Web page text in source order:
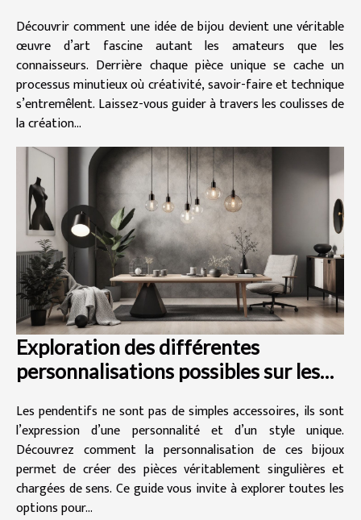
Découvrir comment une idée de bijou devient une véritable
œuvre d’art fascine autant les amateurs que les
connaisseurs. Derrière chaque pièce unique se cache un
processus minutieux où créativité, savoir-faire et technique
s’entremêlent. Laissez-vous guider à travers les coulisses de
la création...
Exploration des différentes
personnalisations possibles sur les
Les pendentifs ne sont pas de simples accessoires, ils sont
l’expression d’une personnalité et d’un style unique.
Découvrez comment la personnalisation de ces bijoux
permet de créer des pièces véritablement singulières et
chargées de sens. Ce guide vous invite à explorer toutes les
options pour...